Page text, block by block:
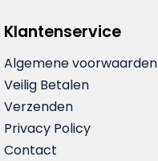
Klantenservice
Algemene voorwaarden
Veilig Betalen
Verzenden
Privacy Policy
Contact